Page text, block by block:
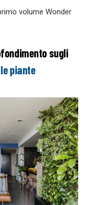
volume Wonder
sugli
piante